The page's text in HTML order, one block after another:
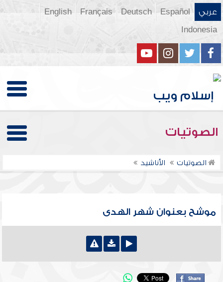
عربي Español
Deutsch
Français
English
Indonesia
الصوتيات
الصوتيات الأناشيد
موشح بعنوان شهر الهدى